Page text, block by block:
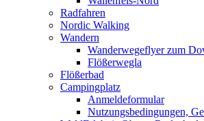
Radfahren
Nordic Walking
Wandern
Wanderwegeflyer zum
Flößerwegla
Flößerbad
Campingplatz
Anmeldeformular
Nutzungsbedingungen,